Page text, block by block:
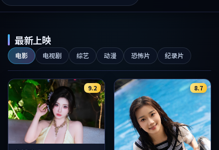
国产精选免费影片
最新上映
电影 电视剧 综艺 动漫 恐怖片 纪录片
9.2 8.7